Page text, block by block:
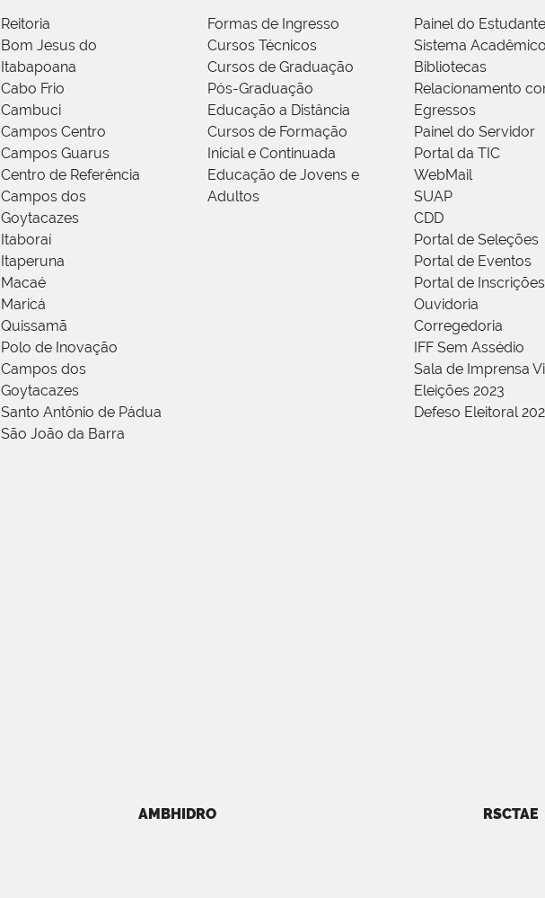
Reitoria
Bom Jesus do
Itabapoana
Cabo Frio
Cambuci
Campos Centro
Campos Guarus
Centro de Referência
Campos dos
Goytacazes
Itaboraí
Itaperuna
Macaé
Maricá
Quissamã
Polo de Inovação
Campos dos
Goytacazes
Santo Antônio de Pádua
São João da Barra
Formas de Ingresso
Cursos Técnicos
Cursos de Graduação
Pós-Graduação
Educação a Distância
Cursos de Formação
Inicial e Continuada
Educação de Jovens e
Adultos
Painel do Estudante
Sistema Acadêmico
Bibliotecas
Relacionamento
Egressos
Painel do Servidor
Portal da TIC
WebMail
SUAP
CDD
Portal de Seleções
Portal de Eventos
Portal de Inscrições
Ouvidoria
Corregedoria
IFF Sem Assédio
Sala de Imprensa
Eleições 2023
Defeso Eleitoral
AMBHIDRO RSCTAE